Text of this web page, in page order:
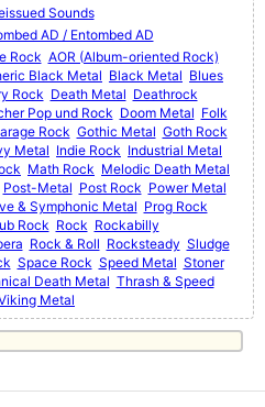
Sounds
AD / Entombed AD
Rock AOR (Album-oriented Rock)
Black Metal Black Metal Blues
Rock Death Metal Deathrock
Pop und Rock Doom Metal Folk
Rock Gothic Metal Goth Rock
Metal Indie Rock Industrial Metal
Math Rock Melodic Death Metal
Post-Metal Post Rock Power Metal
& Symphonic Metal Prog Rock
Rock Rock Rockabilly
Rock & Roll Rocksteady Sludge
Space Rock Speed Metal Stoner
Death Metal Thrash & Speed
Metal